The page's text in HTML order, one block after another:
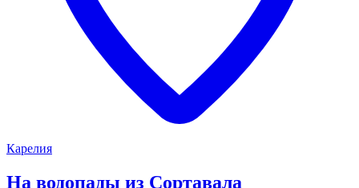
Карелия
На водопады из Сортавала